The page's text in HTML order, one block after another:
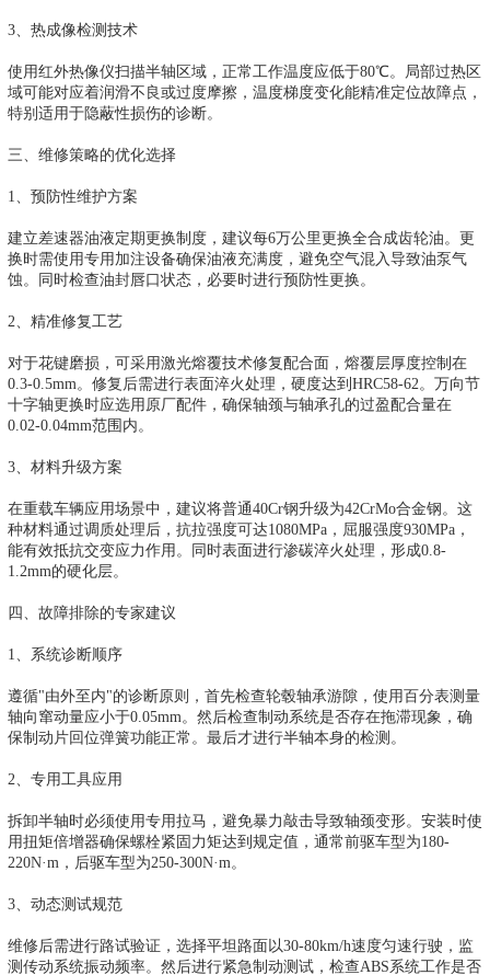
3、热成像检测技术
使用红外热像仪扫描半轴区域，正常工作温度应低于80℃。局部过热区
域可能对应着润滑不良或过度摩擦，温度梯度变化能精准定位故障点，
特别适用于隐蔽性损伤的诊断。
三、维修策略的优化选择
1、预防性维护方案
建立差速器油液定期更换制度，建议每6万公里更换全合成齿轮油。更
换时需使用专用加注设备确保油液充满度，避免空气混入导致油泵气
蚀。同时检查油封唇口状态，必要时进行预防性更换。
2、精准修复工艺
对于花键磨损，可采用激光熔覆技术修复配合面，熔覆层厚度控制在
0.3-0.5mm。修复后需进行表面淬火处理，硬度达到HRC58-62。万向节
十字轴更换时应选用原厂配件，确保轴颈与轴承孔的过盈配合量在
0.02-0.04mm范围内。
3、材料升级方案
在重载车辆应用场景中，建议将普通40Cr钢升级为42CrMo合金钢。这
种材料通过调质处理后，抗拉强度可达1080MPa，屈服强度930MPa，
能有效抵抗交变应力作用。同时表面进行渗碳淬火处理，形成0.8-
1.2mm的硬化层。
四、故障排除的专家建议
1、系统诊断顺序
遵循"由外至内"的诊断原则，首先检查轮毂轴承游隙，使用百分表测量
轴向窜动量应小于0.05mm。然后检查制动系统是否存在拖滞现象，确
保制动片回位弹簧功能正常。最后才进行半轴本身的检测。
2、专用工具应用
拆卸半轴时必须使用专用拉马，避免暴力敲击导致轴颈变形。安装时使
用扭矩倍增器确保螺栓紧固力矩达到规定值，通常前驱车型为180-
220N·m，后驱车型为250-300N·m。
3、动态测试规范
维修后需进行路试验证，选择平坦路面以30-80km/h速度匀速行驶，监
测传动系统振动频率。然后进行紧急制动测试，检查ABS系统工作是否